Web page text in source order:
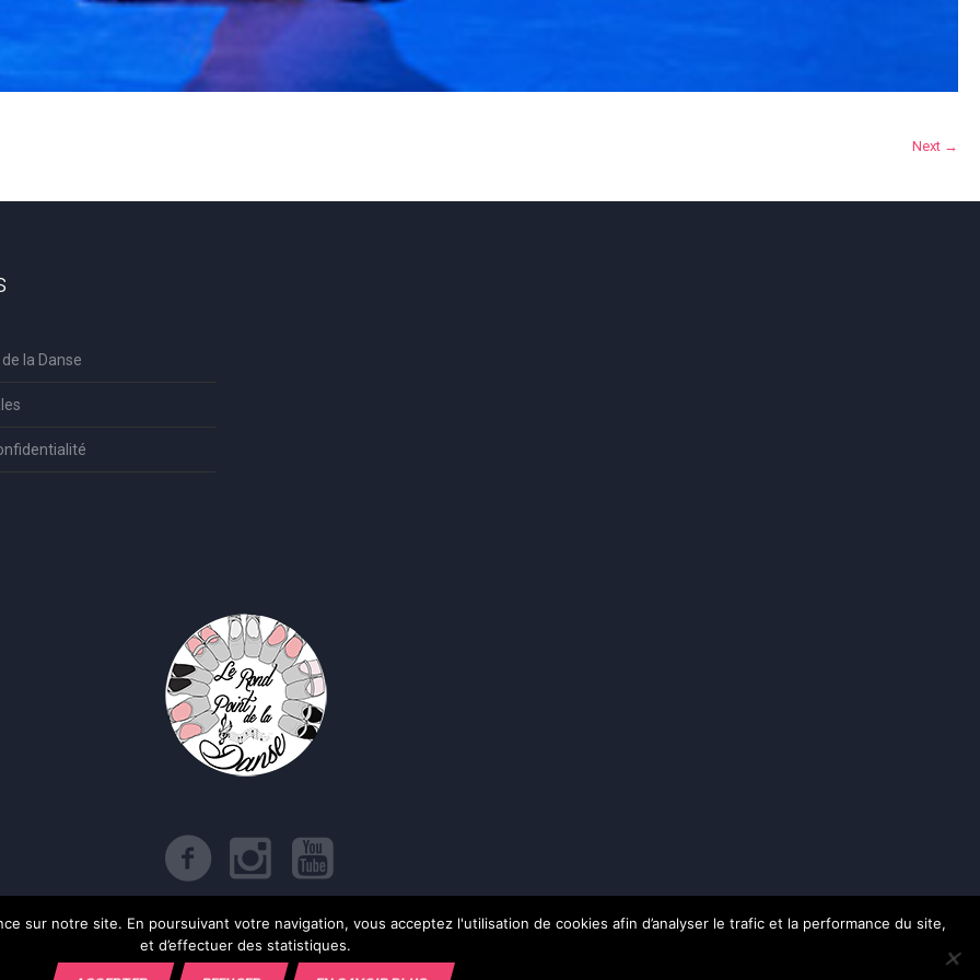
Next →
la Danse
de confidentialité / Le Rond Point de la Danse © 2017 | Tous droits réservés
sur notre site. En poursuivant votre navigation, vous acceptez l'utilisation de cookies afin d’analyser le trafic et la performance du site,
et d’effectuer des statistiques.